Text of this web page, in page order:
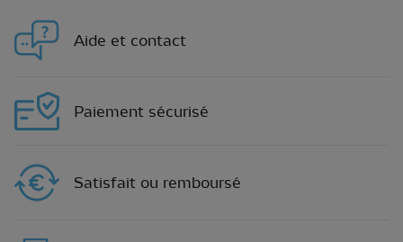
Aide et contact
Paiement sécurisé
Satisfait ou remboursé